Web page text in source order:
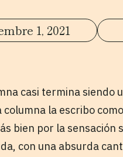
1, 2021
casi termina siendo
la escribo
bien por la sensación
con una absurda